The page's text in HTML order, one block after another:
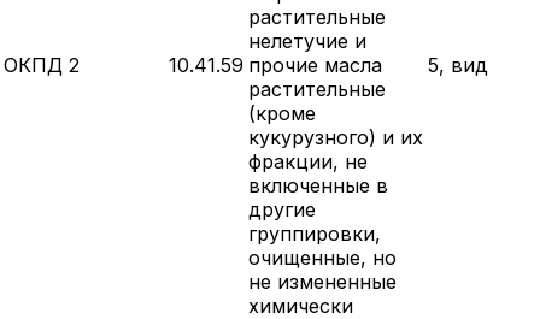
ОКПД 2 10.41.59
растительные
нелетучие и
прочие масла
растительные
(кроме
кукурузного) и их
фракции, не
включенные в
другие
группировки,
очищенные, но
не измененные
химически
5, вид